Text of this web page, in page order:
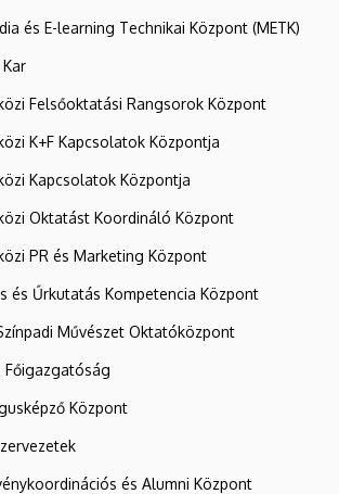
és E-learning Technikai Központ (METK)
Felsőoktatási Rangsorok Központ
K+F Kapcsolatok Központja
Kapcsolatok Központja
Oktatást Koordináló Központ
PR és Marketing Központ
és Űrkutatás Kompetencia Központ
Művészet Oktatóközpont
Főigazgatóság
Központ
és Alumni Központ